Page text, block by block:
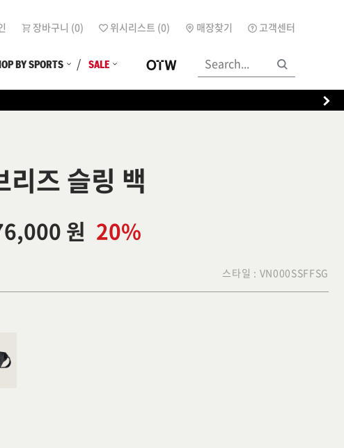
장바구니 (0) 위시리스트 (0) 매장찾기 고객센터
BY SPORTS SALE
리즈 슬링 백
원 20%
스타일 : VN000SSFFSG